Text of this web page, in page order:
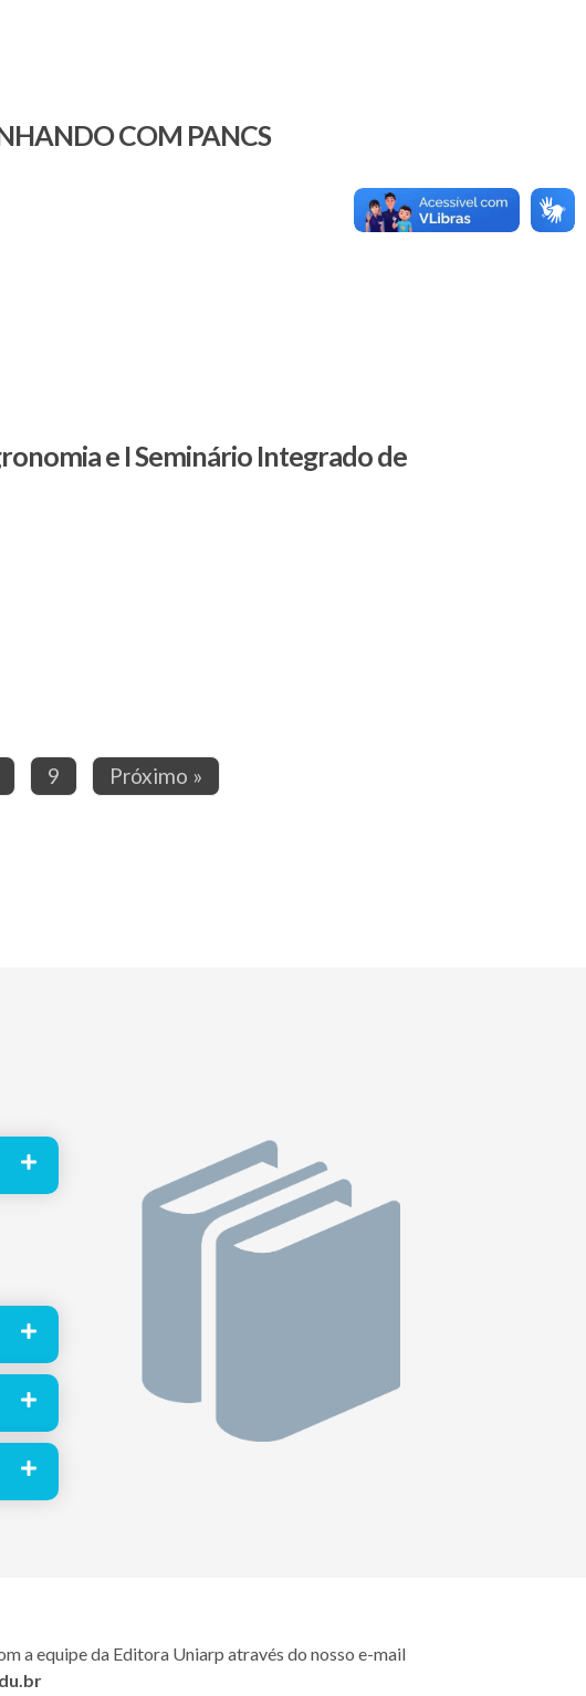
COM PANCS
e I Seminário Integrado de
9 Próximo »
a equipe da Editora Uniarp através do nosso e-mail